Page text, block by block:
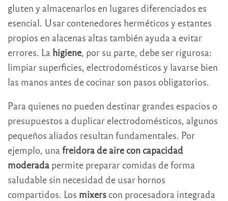
gluten y almacenarlos en lugares diferenciados es
esencial. Usar contenedores herméticos y estantes
propios en alacenas altas también ayuda a evitar
errores. La higiene, por su parte, debe ser rigurosa:
limpiar superficies, electrodomésticos y lavarse bien
las manos antes de cocinar son pasos obligatorios.
Para quienes no pueden destinar grandes espacios o
presupuestos a duplicar electrodomésticos, algunos
pequeños aliados resultan fundamentales. Por
ejemplo, una freidora de aire con capacidad
moderada permite preparar comidas de forma
saludable sin necesidad de usar hornos
compartidos. Los mixers con procesadora integrada